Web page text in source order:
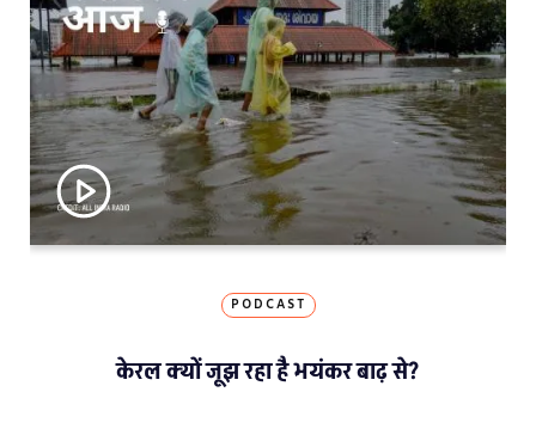
PODCAST
केरल क्यों जूझ रहा है भयंकर बाढ़ से?